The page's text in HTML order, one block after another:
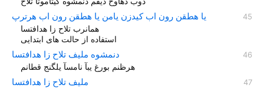
یا هطقن رون اب کیدزن یامن یا هطقن رون اب هرترپ
همانرب تلاح زا هدافتسا
استفاده از حالت های ابتدایی
دنمشوه مليف تلاح زا هدافتسا
هرظنم بورغ یبآ نامسآ یلگنج قطانم
مليف تلاح زا هدافتسا